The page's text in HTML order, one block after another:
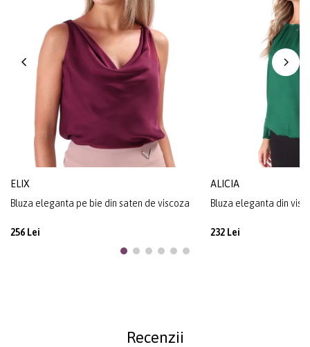
ELIX
Bluza eleganta pe bie din saten de viscoza
256 Lei
ALICIA
Bluza eleganta din
232 Lei
Recenzii